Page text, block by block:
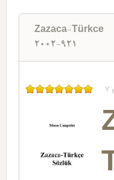
Zazaca-Türkce
2002-921
7